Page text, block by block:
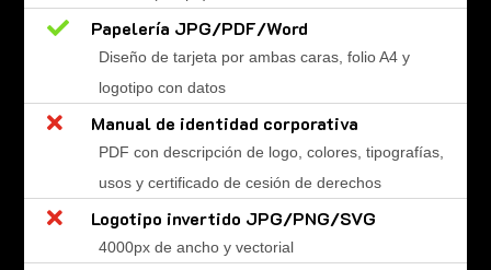
 Papelería JPG/PDF/Word
Diseño de tarjeta por ambas caras, folio A4 y
logotipo con datos
 Manual de identidad corporativa
PDF con descripción de logo, colores, tipografías,
usos y certificado de cesión de derechos
 Logotipo invertido JPG/PNG/SVG
4000px de ancho y vectorial